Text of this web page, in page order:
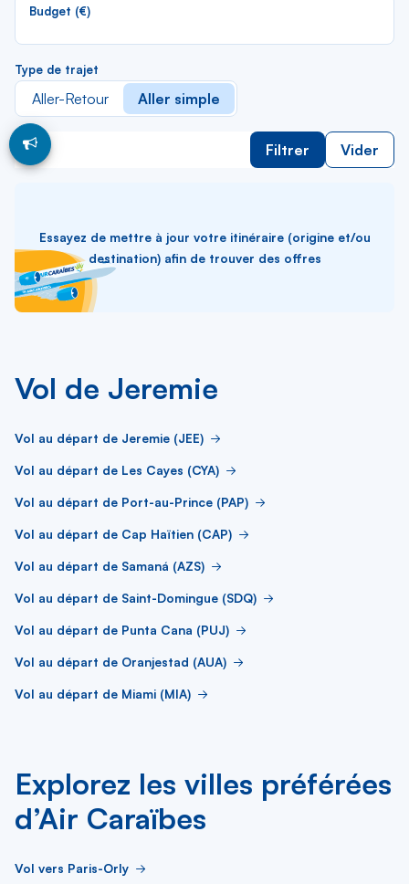
Budget (€)
Type de trajet
Aller-Retour Aller simple
Filtrer Vider
Essayez de mettre à jour votre itinéraire (origine et/ou
destination) afin de trouver des offres
Vol de Jeremie
Vol au départ de Jeremie (JEE)
Vol au départ de Les Cayes (CYA)
Vol au départ de Port-au-Prince (PAP)
Vol au départ de Cap Haïtien (CAP)
Vol au départ de Samaná (AZS)
Vol au départ de Saint-Domingue (SDQ)
Vol au départ de Punta Cana (PUJ)
Vol au départ de Oranjestad (AUA)
Vol au départ de Miami (MIA)
Explorez les villes préférées
d’Air Caraïbes
Vol vers Paris-Orly